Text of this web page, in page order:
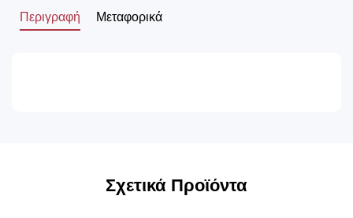
Περιγραφή Μεταφορικά
Σχετικά Προϊόντα